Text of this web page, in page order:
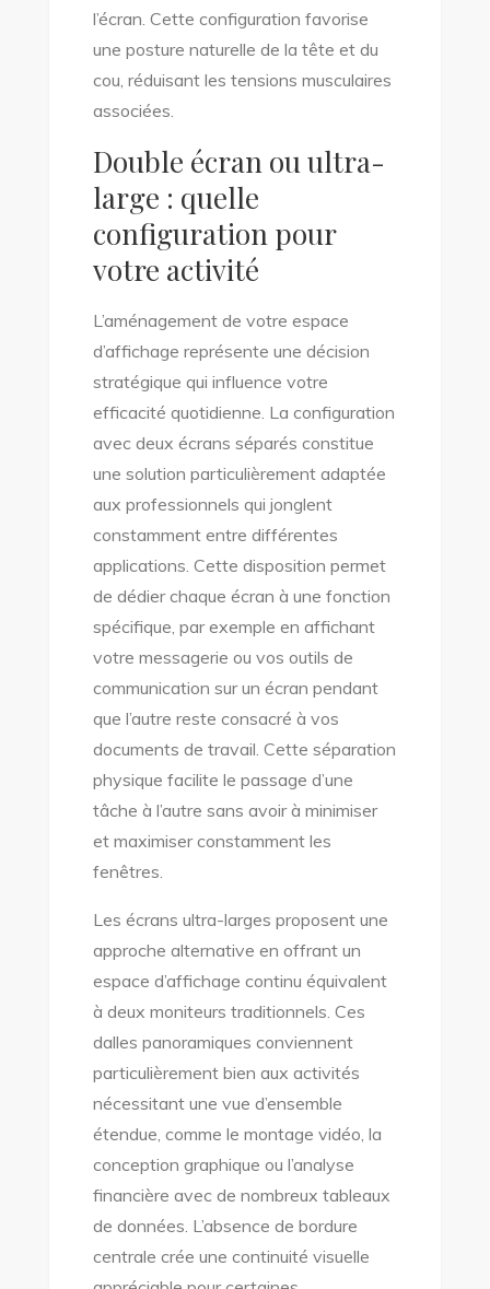
l’écran. Cette configuration favorise
une posture naturelle de la tête et du
cou, réduisant les tensions musculaires
associées.
Double écran ou ultra-
large : quelle
configuration pour
votre activité
L’aménagement de votre espace
d’affichage représente une décision
stratégique qui influence votre
efficacité quotidienne. La configuration
avec deux écrans séparés constitue
une solution particulièrement adaptée
aux professionnels qui jonglent
constamment entre différentes
applications. Cette disposition permet
de dédier chaque écran à une fonction
spécifique, par exemple en affichant
votre messagerie ou vos outils de
communication sur un écran pendant
que l’autre reste consacré à vos
documents de travail. Cette séparation
physique facilite le passage d’une
tâche à l’autre sans avoir à minimiser
et maximiser constamment les
fenêtres.
Les écrans ultra-larges proposent une
approche alternative en offrant un
espace d’affichage continu équivalent
à deux moniteurs traditionnels. Ces
dalles panoramiques conviennent
particulièrement bien aux activités
nécessitant une vue d’ensemble
étendue, comme le montage vidéo, la
conception graphique ou l’analyse
financière avec de nombreux tableaux
de données. L’absence de bordure
centrale crée une continuité visuelle